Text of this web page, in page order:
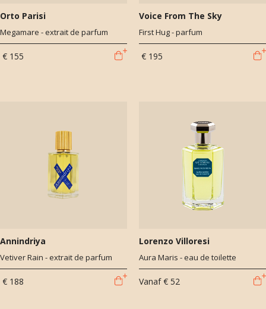
Orto Parisi
Megamare - extrait de parfum
€ 155
Voice From The Sky
First Hug - parfum
€ 195
Annindriya
Vetiver Rain - extrait de parfum
€ 188
Lorenzo Villoresi
Aura Maris - eau de toilette
Vanaf € 52